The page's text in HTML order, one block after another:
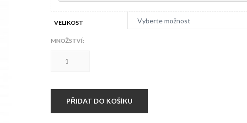
VELIKOST
MNOŽSTVÍ:
RELCO
PŘIDAT DO KOŠÍKU